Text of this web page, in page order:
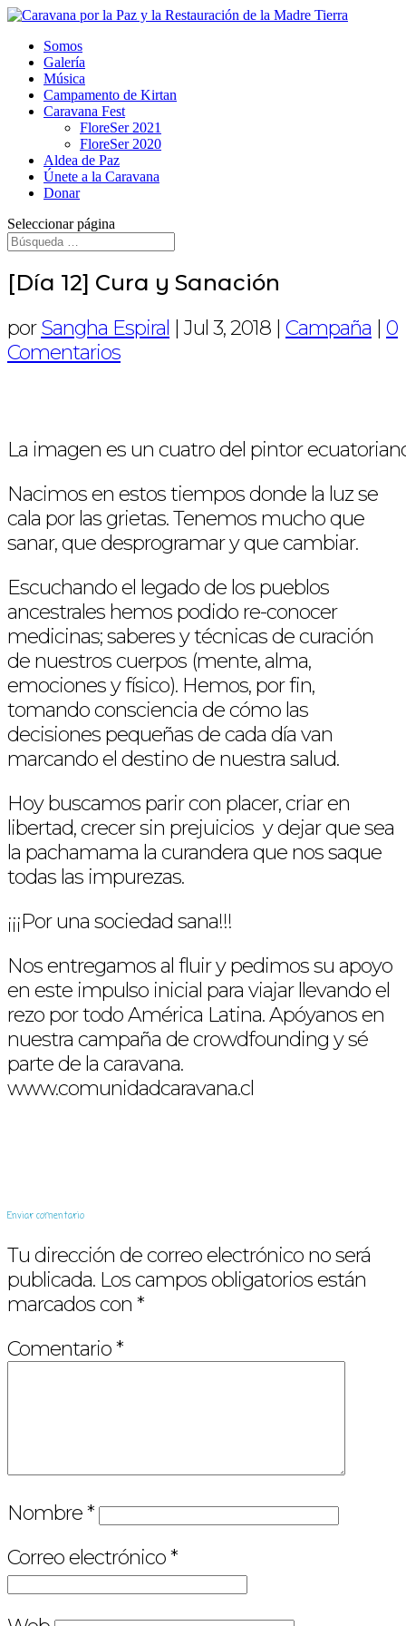
Somos
Galería
Música
Campamento de Kirtan
Caravana Fest
FloreSer 2021
FloreSer 2020
Aldea de Paz
Únete a la Caravana
Donar
Seleccionar página
[Día 12] Cura y Sanación
porSangha Espiral |Jul 3, 2018 | Campaña | 0
Comentarios
La imagen es un cuatro del pintor
Nacimos en estos tiempos donde la luz se
cala por las grietas. Tenemos mucho que
sanar, que desprogramar y que cambiar.
Escuchando el legado de los pueblos
ancestrales hemos podido re-conocer
medicinas; saberes y técnicas de curación
de nuestros cuerpos (mente, alma,
emociones y físico). Hemos, por fin,
tomando consciencia de cómo las
decisiones pequeñas de cada día van
marcando el destino de nuestra salud.
Hoy buscamos parir con placer, criar en
libertad, crecer sin prejuicios y dejar que sea
la pachamama la curandera que nos saque
todas las impurezas.
¡¡¡Por una sociedad sana!!!
Nos entregamos al fluir y pedimos su apoyo
en este impulso inicial para viajar llevando el
rezo por todo América Latina. Apóyanos en
nuestra campaña de crowdfounding y sé
parte de la caravana.
www.comunidadcaravana.cl
Enviar comentario
Tu dirección de correo electrónico no será
publicada. Los campos obligatorios están
marcados con *
Comentario*
Nombre*
Correo electrónico*